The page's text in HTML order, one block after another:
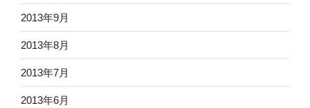
2013年9月
2013年8月
2013年7月
2013年6月